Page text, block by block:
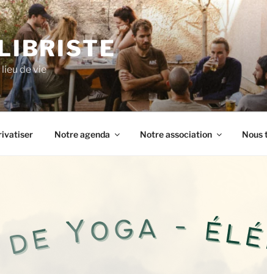
de vie
Notre agenda Notre association Nous